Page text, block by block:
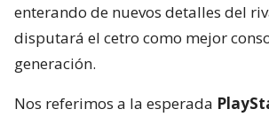
enterando de nuevos detalles del
disputará el cetro como mejor
generación.
Nos referimos a la esperada